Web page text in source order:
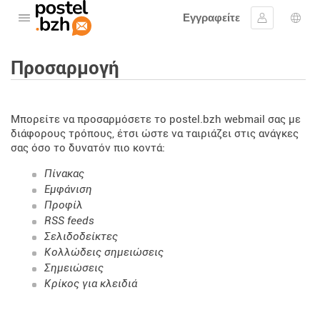
Ανοίξτε το μενού
Εγγραφείτε
Συνδεθείτε
Προσαρμογή
Μπορείτε να προσαρμόσετε το postel.bzh webmail σας με
διάφορους τρόπους, έτσι ώστε να ταιριάζει στις ανάγκες
σας όσο το δυνατόν πιο κοντά:
Πίνακας
Εμφάνιση
Προφίλ
RSS feeds
Σελιδοδείκτες
Κολλώδεις σημειώσεις
Σημειώσεις
Κρίκος για κλειδιά